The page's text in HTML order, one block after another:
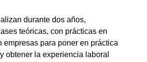
durante dos años,
teóricas, con prácticas en
empresas para poner en práctica
obtener la experiencia laboral